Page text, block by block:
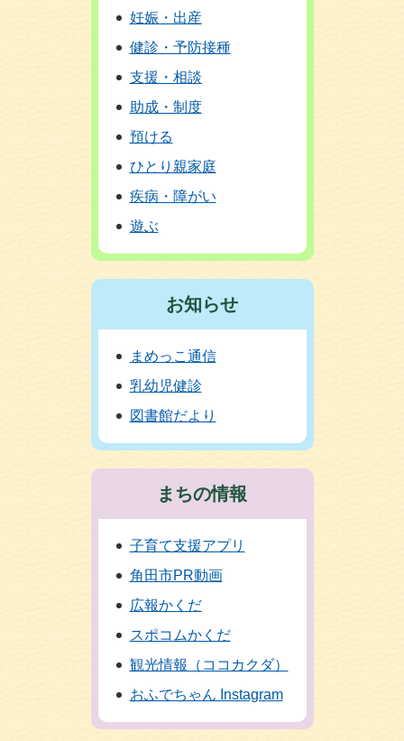
妊娠・出産
健診・予防接種
支援・相談
助成・制度
預ける
ひとり親家庭
疾病・障がい
遊ぶ
お知らせ
まめっこ通信
乳幼児健診
図書館だより
まちの情報
子育て支援アプリ
角田市PR動画
広報かくだ
スポコムかくだ
観光情報（ココカクダ）
おふでちゃん Instagram